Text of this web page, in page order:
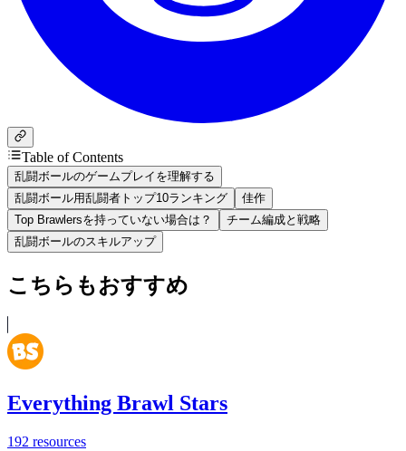
Table of Contents
乱闘ボールのゲームプレイを理解する
乱闘ボール用乱闘者トップ10ランキング
佳作
Top Brawlersを持っていない場合は？
チーム編成と戦略
乱闘ボールのスキルアップ
こちらもおすすめ
Everything Brawl Stars
192 resources